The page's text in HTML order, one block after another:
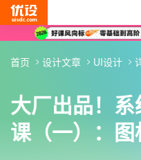
大厂出品！
课（一）：
首页 设计文章 UI设计